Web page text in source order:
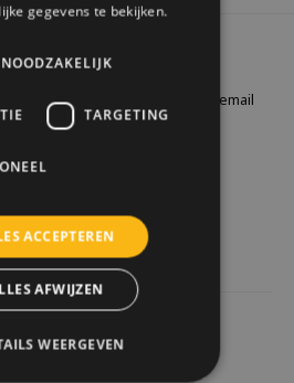
nieuws en aanbiedingen via email
gegevens te bekijken.
TARGETING
ACCEPTEREN
AFWIJZEN
WEERGEVEN